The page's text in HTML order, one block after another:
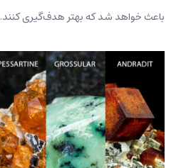
باعث خواهد شد که بهتر هدف‌گیری کنند.